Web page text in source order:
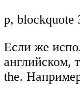
p,
Если же
английском,
the.